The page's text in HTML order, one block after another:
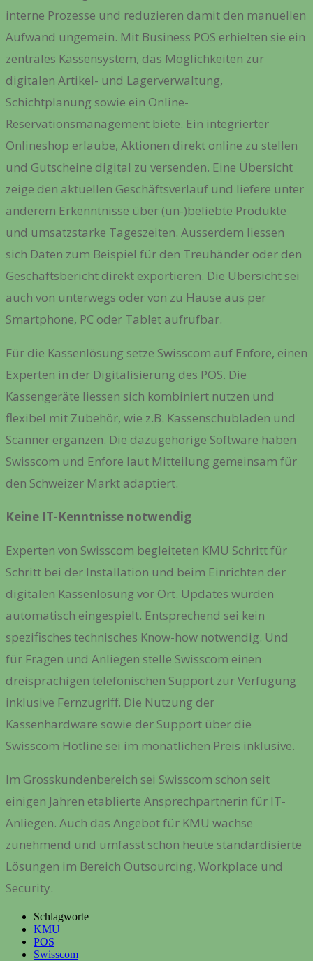
interne Prozesse und reduzieren damit den manuellen
Aufwand ungemein. Mit Business POS erhielten sie ein
zentrales Kassensystem, das Möglichkeiten zur
digitalen Artikel- und Lagerverwaltung,
Schichtplanung sowie ein Online-
Reservationsmanagement biete. Ein integrierter
Onlineshop erlaube, Aktionen direkt online zu stellen
und Gutscheine digital zu versenden. Eine Übersicht
zeige den aktuellen Geschäftsverlauf und liefere unter
anderem Erkenntnisse über (un-)beliebte Produkte
und umsatzstarke Tageszeiten. Ausserdem liessen
sich Daten zum Beispiel für den Treuhänder oder den
Geschäftsbericht direkt exportieren. Die Übersicht sei
auch von unterwegs oder von zu Hause aus per
Smartphone, PC oder Tablet aufrufbar.
Für die Kassenlösung setze Swisscom auf Enfore, einen
Experten in der Digitalisierung des POS. Die
Kassengeräte liessen sich kombiniert nutzen und
flexibel mit Zubehör, wie z.B. Kassenschubladen und
Scanner ergänzen. Die dazugehörige Software haben
Swisscom und Enfore laut Mitteilung gemeinsam für
den Schweizer Markt adaptiert.
Keine IT-Kenntnisse notwendig
Experten von Swisscom begleiteten KMU Schritt für
Schritt bei der Installation und beim Einrichten der
digitalen Kassenlösung vor Ort. Updates würden
automatisch eingespielt. Entsprechend sei kein
spezifisches technisches Know-how notwendig. Und
für Fragen und Anliegen stelle Swisscom einen
dreisprachigen telefonischen Support zur Verfügung
inklusive Fernzugriff. Die Nutzung der
Kassenhardware sowie der Support über die
Swisscom Hotline sei im monatlichen Preis inklusive.
Im Grosskundenbereich sei Swisscom schon seit
einigen Jahren etablierte Ansprechpartnerin für IT-
Anliegen. Auch das Angebot für KMU wachse
zunehmend und umfasst schon heute standardisierte
Lösungen im Bereich Outsourcing, Workplace und
Security.
Schlagworte
KMU
POS
Swisscom